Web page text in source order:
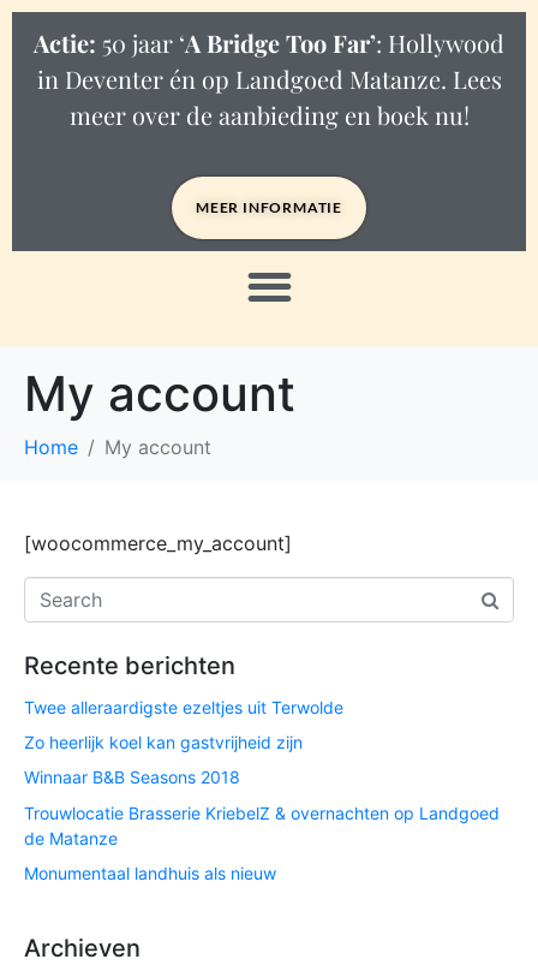
Actie: 50 jaar ‘A Bridge Too Far’: Hollywood
in Deventer én op Landgoed Matanze. Lees
meer over de aanbieding en boek nu!
MEER INFORMATIE
My account
Home My account
[woocommerce_my_account]
Recente berichten
Twee alleraardigste ezeltjes uit Terwolde
Zo heerlijk koel kan gastvrijheid zijn
Winnaar B&B Seasons 2018
Trouwlocatie Brasserie KriebelZ & overnachten op Landgoed
de Matanze
Monumentaal landhuis als nieuw
Archieven